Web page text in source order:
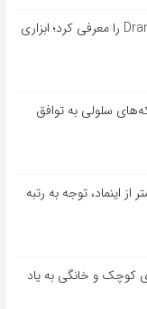
دیپ‌مایند هوش مصنوعی Dramatron را معرفی کرد؛ ابزاری
سلولی به توافق
اینماد، توجه به رتبه
کوچک و خانگی به یاد